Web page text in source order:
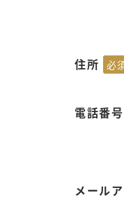
住所 必
電話番号
メール